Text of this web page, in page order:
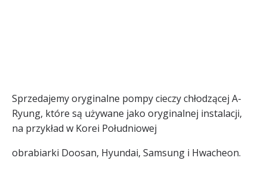
Sprzedajemy oryginalne pompy cieczy chłodzącej A-
Ryung, które są używane jako oryginalnej instalacji,
na przykład w Korei Południowej
obrabiarki Doosan, Hyundai, Samsung i Hwacheon.